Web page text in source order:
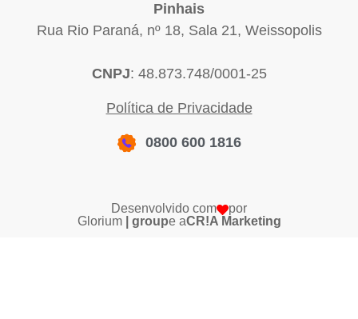
Pinhais
Rua Rio Paraná, nº 18, Sala 21, Weissopolis
CNPJ: 48.873.748/0001-25
Política de Privacidade
0800 600 1816
Desenvolvido com
por
Glorium
| groupe aCR!A Marketing